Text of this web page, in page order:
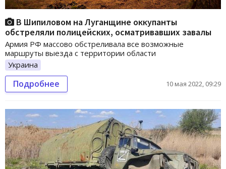
В Шипиловом на Луганщине оккупанты
обстреляли полицейских, осматривавших завалы
Армия РФ массово обстреливала все возможные
маршруты выезда с территории области
Украина
Подробнее 10 мая 2022, 09:29